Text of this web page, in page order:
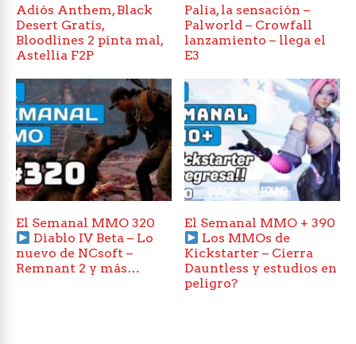
Adiós Anthem, Black
Desert Gratis,
Bloodlines 2 pinta mal,
Astellia F2P
Palia, la sensación –
Palworld – Crowfall
lanzamiento – llega el
E3
El Semanal MMO 320
Diablo IV Beta – Lo
nuevo de NCsoft –
Remnant 2 y más…
El Semanal MMO + 390
Los MMOs de
Kickstarter – Cierra
Dauntless y estudios en
peligro?